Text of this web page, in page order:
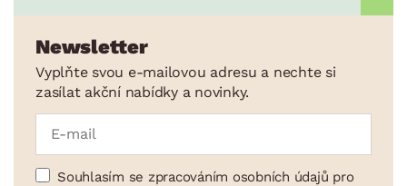
Newsletter
Vyplňte svou e-mailovou adresu a nechte si
zasílat akční nabídky a novinky.
Souhlasím se zpracováním osobních údajů pro